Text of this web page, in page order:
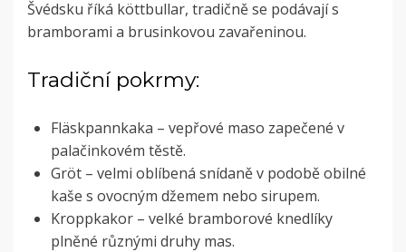
Švédsku říká köttbullar, tradičně se podávají s
bramborami a brusinkovou zavařeninou.
Tradiční pokrmy:
Fläskpannkaka – vepřové maso zapečené v
palačinkovém těstě.
Gröt – velmi oblíbená snídaně v podobě obilné
kaše s ovocným džemem nebo sirupem.
Kroppkakor – velké bramborové knedlíky
plněné různými druhy mas.